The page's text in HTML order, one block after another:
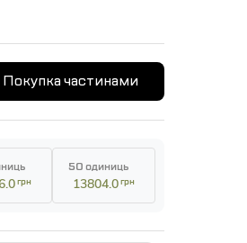
Покупка частинами
грн
50 одиниць
13804.0грн